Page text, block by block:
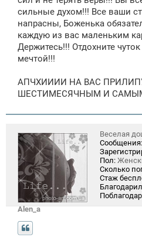
сильные духом!!! Все ваши
напрасны, Боженька
каждую из вас маленьким
Держитесь!!! Отдохните
мечтой!!!
АПЧХИИИИ НА ВАС
ШЕСТИМЕСЯЧНЫМ И
Alen_a
Веселая
Сообщения:
Пол:
Сколько
Стаж